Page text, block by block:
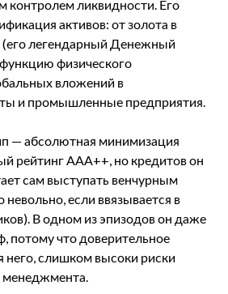
контролем ликвидности. Его
активов: от золота в
легендарный Денежный
физического
вложений в
и промышленные предприятия.
— абсолютная минимизация
рейтинг AAA++, но кредитов он
сам выступать венчурным
если ввязывается в
В одном из эпизодов он даже
потому что доверительное
него, слишком высоки риски
менеджмента.